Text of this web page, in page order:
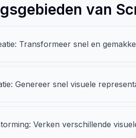
van
Transformeer snel en
Genereer snel visuele
Verken verschillende